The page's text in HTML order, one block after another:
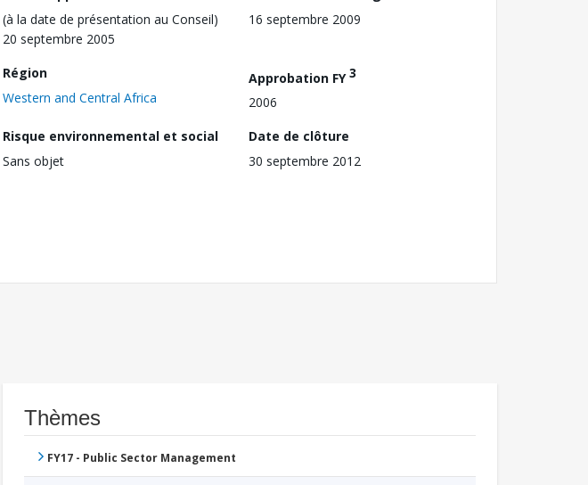
(à la date de présentation au Conseil)
20 septembre 2005
16 septembre 2009
Région
Western and Central Africa
Approbation FY3
2006
Risque environnemental et social
Sans objet
Date de clôture
30 septembre 2012
Thèmes
FY17 - Public Sector Management